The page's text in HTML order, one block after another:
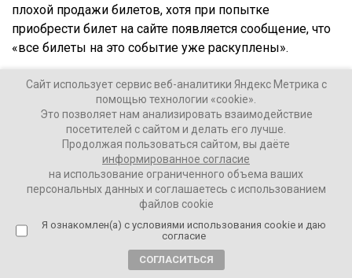
плохой продажи билетов, хотя при попытке
приобрести билет на сайте появляется сообщение, что
«все билеты на это событие уже раскуплены».
Ваши Новости
01 ноября 2021
Сайт использует сервис веб-аналитики Яндекс Метрика с
помощью технологии «cookie».
Это позволяет нам анализировать взаимодействие
посетителей с сайтом и делать его лучше.
Продолжая пользоваться сайтом, вы даёте
информированное согласие
на использование ограниченного объема ваших
персональных данных и соглашаетесь с использованием
файлов cookie
Я ознакомлен(а) с условиями использования cookie и даю
согласие
СОГЛАСИТЬСЯ